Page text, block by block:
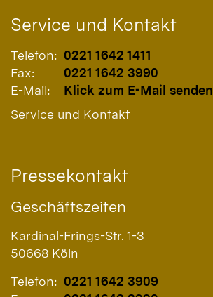
Service und Kontakt
Telefon: 0221 1642 1411
Fax:
0221 1642 3990
E-Mail:
Klick zum E-Mail senden
Service und Kontakt
Pressekontakt
Geschäftszeiten
Kardinal-Frings-Str. 1-3
50668 Köln
Telefon: 0221 1642 3909